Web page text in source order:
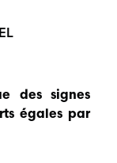
des signes
égales par